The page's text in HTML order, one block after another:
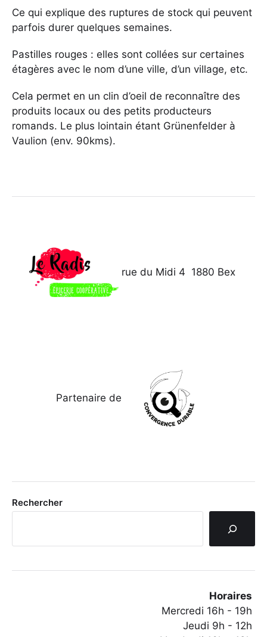
Ce qui explique des ruptures de stock qui peuvent
parfois durer quelques semaines.
Pastilles rouges : elles sont collées sur certaines
étagères avec le nom d’une ville, d’un village, etc.
Cela permet en un clin d’oeil de reconnaître des
produits locaux ou des petits producteurs
romands. Le plus lointain étant Grünenfelder à
Vaulion (env. 90kms).
rue du Midi 4 1880 Bex
Partenaire de
Rechercher
Horaires
Mercredi 16h - 19h
Jeudi 9h - 12h